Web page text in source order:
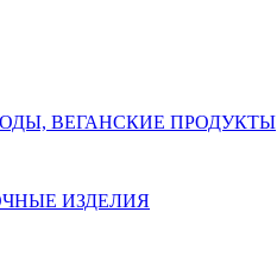
ВЕГАНСКИЕ ПРОДУКТЫ
ИЗДЕЛИЯ